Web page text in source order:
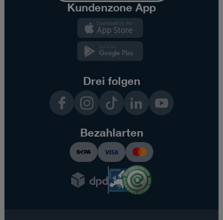
Kundenzone App
Drei folgen
InstagramTikTok LinkedInYouTube
Bezahlarten